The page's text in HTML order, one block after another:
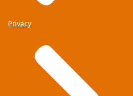
Privacy